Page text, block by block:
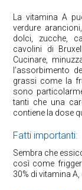
La vitamina A
verdure
dolci, zucche,
cavolini di
Cucinare,
l’assorbimento
grassi come la
sono
tanti che una
contiene la dose
Fatti importanti:
Sembra che
così come
30% di vitamina